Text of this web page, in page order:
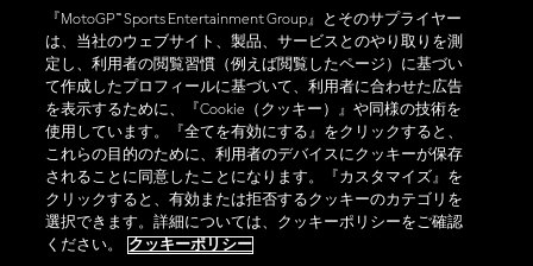
購入ポリシー
オフィシャルアプリ
© 2026 MotoGP Sports Entertainment Group. 全著作権所有。全ての
商標はそれぞれの所有者に帰属。
『MotoGP™ Sports Entertainment Group』とそのサプライヤー
は、当社のウェブサイト、製品、サービスとのやり取りを測
定し、利用者の閲覧習慣（例えば閲覧したページ）に基づい
て作成したプロフィールに基づいて、利用者に合わせた広告
を表示するために、『Cookie（クッキー）』や同様の技術を
使用しています。『全てを有効にする』をクリックすると、
これらの目的のために、利用者のデバイスにクッキーが保存
されることに同意したことになります。『カスタマイズ』を
クリックすると、有効または拒否するクッキーのカテゴリを
選択できます。詳細については、クッキーポリシーをご確認
ください。
クッキーポリシー